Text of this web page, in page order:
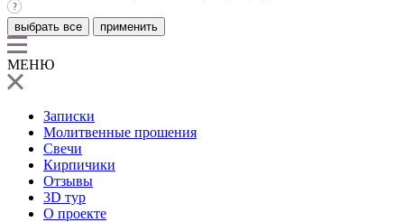
выбрать все применить
МЕНЮ
Записки
Молитвенные прошения
Свечи
Кирпичики
Отзывы
3D тур
О проекте